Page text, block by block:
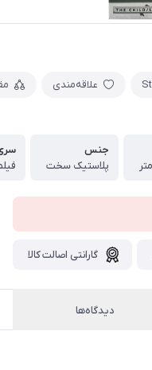
علاقه‌مندی
جنس
پلاستیک سخت
گارانتی اصالت کالا
دیدگاه‌ها